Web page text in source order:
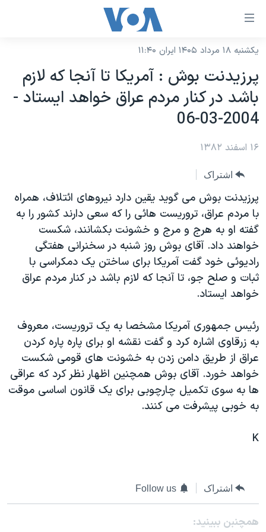
لینکهای
دسترسی
جهش
به
محتوای
اصلی
به
صفحه
جهش
به
جستجو
نسخه سبک وب‌سایت
موضوع ها
آمریکا
جهان
گزیده‌ها
ویژه برنامه‌ها
ویدیوها
فرهنگ و زندگی
حقوق شهروندی
علم و فناوری
اسرائیل در جنگ
گالری عکس
آرشیو پخش زنده
برنامه های تلویزیونی
جدول برنامه ها
صفحه‌های ویژه
جام جهانی ۲۰۲۶
عملیات خشم حماسی
۲۵۰سالگی آمریکا
بایگانی برنامه‌های تلویزیونی
مستندها
انتخابات ریاست جمهوری آمریکا ۲۰۲۴
حمله جمهوری اسلامی به اسرائیل
رمز مهسا
ورزش زنان در ایران
اعتراضات زن، زندگی، آزادی
مجموعه مستندهای دادخواهی
قانون شفافیت دارائی کادر رهبری ایران
فرکانس‌های صدای آمریکا
پخش رادیویی
یادگیری زبان انگلیسی
دنبال کنید
زبانهای مختلف
یکشنبه ۱۸ مرداد ۱۴۰۵ ایران ۱۱:۴۰
پرزيدنت بوش : آمريکا تا آنجا که لازم
باشد در کنار مردم عراق خواهد ايستاد -
2004-03-06
۱۶ اسفند ۱۳۸۲
اشتراک
پرزيدنت بوش می گويد يقين دارد نيروهای ائتلاف، همراه
با مردم عراق، تروريست هائی را که سعی دارند کشور را به
گفته او به هرج و مرج و خشونت بکشانند، شکست
خواهند داد. آقای بوش روز شنبه در سخنرانی هفتگی
راديوئی خود گفت آمريکا برای ساختن يک دمکراسی با
ثبات و صلح جو، تا آنجا که لازم باشد در کنار مردم عراق
خواهد ايستاد.
رئيس جمهوری آمريکا مشخصا به يک تروريست، معروف
به زرقاوی اشاره کرد و گفت نقشه او برای پاره پاره کردن
عراق از طريق دامن زدن به خشونت های قومی شکست
خواهد خورد. آقای بوش همچنين اظهار نظر کرد که عراقی
ها به سوی تکميل چارچوبی برای يک قانون اساسی موقت
به خوبی پيشرفت می کنند.
K
اشتراک Follow us
همچنبن ببینید: